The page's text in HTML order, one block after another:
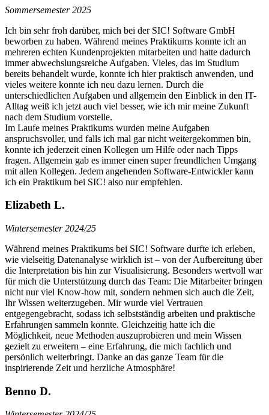
Sommersemester 2025
Ich bin sehr froh darüber, mich bei der SIC! Software GmbH
beworben zu haben. Während meines Praktikums konnte ich an
mehreren echten Kundenprojekten mitarbeiten und hatte dadurch
immer abwechslungsreiche Aufgaben. Vieles, das im Studium
bereits behandelt wurde, konnte ich hier praktisch anwenden, und
vieles weitere konnte ich neu dazu lernen. Durch die
unterschiedlichen Aufgaben und allgemein den Einblick in den IT-
Alltag weiß ich jetzt auch viel besser, wie ich mir meine Zukunft
nach dem Studium vorstelle.
Im Laufe meines Praktikums wurden meine Aufgaben
anspruchsvoller, und falls ich mal gar nicht weitergekommen bin,
konnte ich jederzeit einen Kollegen um Hilfe oder nach Tipps
fragen. Allgemein gab es immer einen super freundlichen Umgang
mit allen Kollegen. Jedem angehenden Software-Entwickler kann
ich ein Praktikum bei SIC! also nur empfehlen.
Elizabeth L.
Wintersemester 2024/25
Während meines Praktikums bei SIC! Software durfte ich erleben,
wie vielseitig Datenanalyse wirklich ist – von der Aufbereitung über
die Interpretation bis hin zur Visualisierung. Besonders wertvoll war
für mich die Unterstützung durch das Team: Die Mitarbeiter bringen
nicht nur viel Know-how mit, sondern nehmen sich auch die Zeit,
Ihr Wissen weiterzugeben. Mir wurde viel Vertrauen
entgegengebracht, sodass ich selbstständig arbeiten und praktische
Erfahrungen sammeln konnte. Gleichzeitig hatte ich die
Möglichkeit, neue Methoden auszuprobieren und mein Wissen
gezielt zu erweitern – eine Erfahrung, die mich fachlich und
persönlich weiterbringt. Danke an das ganze Team für die
inspirierende Zeit und herzliche Atmosphäre!
Benno D.